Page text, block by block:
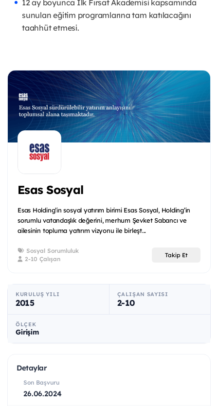
12 ay boyunca İlk Fırsat Akademisi kapsamında
sunulan eğitim programlarına tam katılacağını
taahhüt etmesi.
Esas Sosyal
Esas Holding’in sosyal yatırım birimi Esas Sosyal, Holding’in
sorumlu vatandaşlık değerini, merhum Şevket Sabancı ve
ailesinin topluma yatırım vizyonu ile birleşt...
Sosyal Sorumluluk
2-10 Çalışan
Takip Et
KURULUŞ YILI
2015
ÇALIŞAN SAYISI
2-10
ÖLÇEK
Girişim
Detaylar
Son Başvuru
26.06.2024